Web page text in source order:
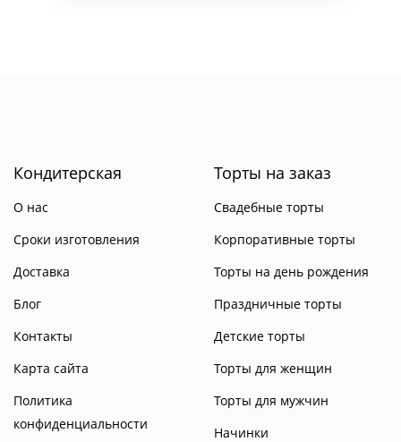
Кондитерская
О нас
Сроки изготовления
Доставка
Блог
Контакты
Карта сайта
Политика
конфиденциальности
Торты на заказ
Свадебные торты
Корпоративные торты
Торты на день рождения
Праздничные торты
Детские торты
Торты для женщин
Торты для мужчин
Начинки